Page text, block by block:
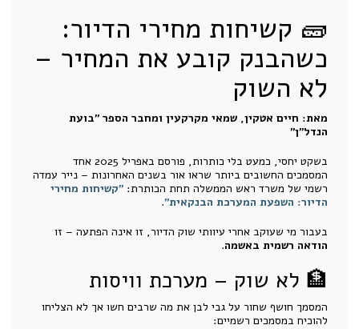
🧱 קשיחות מחירי הדיור:
כשהבנק קובע את המחיר –
לא השוק
מאת: חיים אטקין, שמאי מקרקעין ומחבר הספר "בועת
הנדל"ן"
בשקט יחסי, כמעט בלי כותרות, פורסם באפריל 2025 אחד
המסמכים החשובים ביותר שראו אור בשנים האחרונות – נייר עמדה
רשמי של משרד ראש הממשלה תחת הכותרת: "קשיחות מחירי
הדיור: השפעת המערכת הבנקאית".
בעבור מי שעוקב אחרי עיוותי שוק הדיור, זו אינה הפתעה – זו
הודאה רשמית באשמה.
🏦 לא שוק – מערכת וויסות
המסמך חושף שחור על גבי לבן את מה שרבים חשו אך לא הצליחו
להוכיח במסמכים רשמיים: